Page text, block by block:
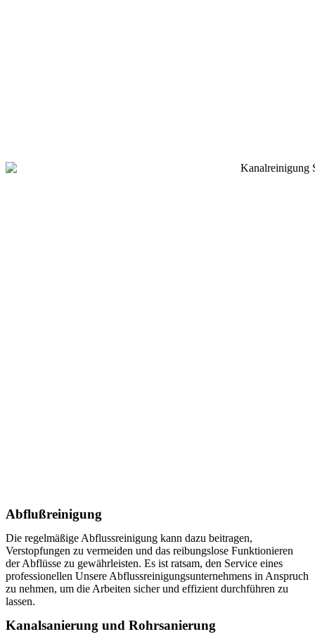
Abflußreinigung
Die regelmäßige Abflussreinigung kann dazu beitragen,
Verstopfungen zu vermeiden und das reibungslose Funktionieren
der Abflüsse zu gewährleisten. Es ist ratsam, den Service eines
professionellen Unsere Abflussreinigungsunternehmens in Anspruch
zu nehmen, um die Arbeiten sicher und effizient durchführen zu
lassen.
Kanalsanierung und Rohrsanierung